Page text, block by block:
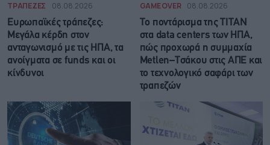
ΤΡΑΠΕΖΕΣ 08.08.2026
Ευρωπαϊκές τράπεζες:
Μεγάλα κέρδη στον
ανταγωνισμό με τις ΗΠΑ, τα
ανοίγματα σε funds και οι
κίνδυνοι
GAME OVER 08.08.2026
Το ποντάρισμα της ΤΙΤΑΝ
στα data centers των ΗΠΑ,
πώς προχωρά η συμμαχία
Metlen–Τσάκου στις ΑΠΕ και
το τεχνολογικό σαφάρι των
τραπεζών